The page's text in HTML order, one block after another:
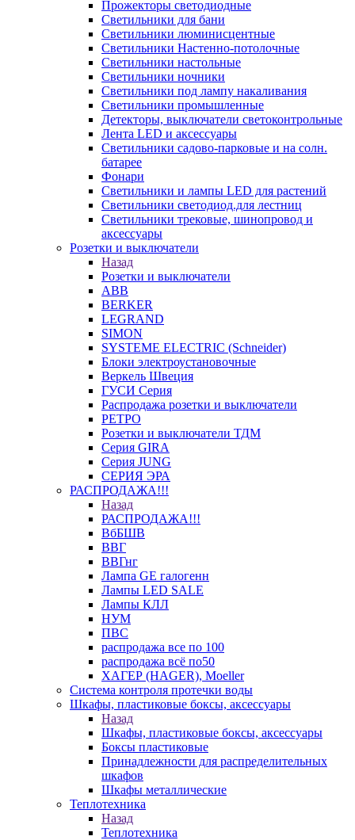
Прожекторы светодиодные
Светильники для бани
Светильники люминисцентные
Светильники Настенно-потолочные
Светильники настольные
Светильники ночники
Светильники под лампу накаливания
Светильники промышленные
Детекторы, выключатели светоконтрольные
Лента LED и аксессуары
Светильники садово-парковые и на солн.
батарее
Фонари
Светильники и лампы LED для растений
Светильники светодиод.для лестниц
Светильники трековые, шинопровод и
аксессуары
Розетки и выключатели
Назад
Розетки и выключатели
ABB
BERKER
LEGRAND
SIMON
SYSTEME ELECTRIC (Schneider)
Блоки электроустановочные
Веркель Швеция
ГУСИ Серия
Распродажа розетки и выключатели
РЕТРО
Розетки и выключатели ТДМ
Серия GIRA
Серия JUNG
СЕРИЯ ЭРА
РАСПРОДАЖА!!!
Назад
РАСПРОДАЖА!!!
ВбБШВ
ВВГ
ВВГнг
Лампа GE галогенн
Лампы LED SALE
Лампы КЛЛ
НУМ
ПВС
распродажа все по 100
распродажа всё по50
ХАГЕР (HAGER), Moeller
Система контроля протечки воды
Шкафы, пластиковые боксы, аксессуары
Назад
Шкафы, пластиковые боксы, аксессуары
Боксы пластиковые
Принадлежности для распределительных
шкафов
Шкафы металлические
Теплотехника
Назад
Теплотехника